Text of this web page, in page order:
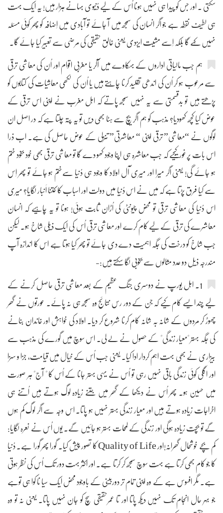
سکتی ۔ اور جس کو پیدا ہی نہیں ہونا اُس کے لیے دُنیوی بہانے ہزار ہیں! یہ ایک بہت
ہی لطیف نقطہ ہے جو اگر انسان کی سمجھ میں آ جائے تو آبادی میں اِضافہ کو پھر کوئی مسئلہ
نہیں کہے گا بلکہ اِسے مشیت ایزدی یعنی خالق حقیقی کی مرضی سے تعبیر کیا جائے گا۔
ہم جب مالیاتی اداروں کے بہکاوے میں آکر یا مغربی اقوام اور اُن کی معاشی ترقی
سے مرعوب ہو کر اُن کی اندھی تقلید کرنا چاہتے ہیں یا اُن کی لکھی معاشیات کی کتابوں کو
پڑھتے ہیں تو بدقسمتی سے یہ نہیں سمجھ پاتے کہ اہل مغرب نے اپنی اس ترقی کے
عوض کیا کچھ کھودیا؟ مذہب کو ہم اگر بیچ سے ہٹا بھی دیں تو یہ پتہ چلتا ہے کہ در اصل ان
لوگوں نے “معاشی” ترقی اپنی “ معاشرتی” تنزلی کے عوض حاصل کی ہے۔ اب ذرا
اس بات پرغور کیجیے کہ جب معاشرہ ہی اپنا وجود کھو دے گا تو معاشی ترقی بھی خود بخود ختم
ہو جائے گی! یعنی اگر میرا اور میری آل اولاد کا وجود ہی دُنیا سےختم ہو جائے تو پھر اِس
سے کیا فرق پڑتا ہے کہ میں نے اس دُنیا میں دولت اور اسباب کا کتنا اَنبار لگایا؟ میری
اس دُنیا کی معاشی ترقی تو محض چیونٹی کی اُڑان ثابت ہوئی! ہونا تو یہ چاہیے کہ انسان
معاشرے کی ترقی کے لیے کام کرے اور معاشی ترقی اُس کی ایک ذیلی شاخ ہو۔ لیکن
جب شاخ کو درخت کی جگہ اہمیت دے دی جائے تو پھر کیا ہوتا ہے اس کا اندازہ آپ
مندرجہ ذیل دو عدد مثالوں سے بخوبی لگا سکتے ہیں:-
1۔ اہل ِیورپ نے دوسری جنگ عظیم کے بعد معاشی ترقی حاصل کرنے کے
لیے چند ایسے کام کیے کہ جن کے دور رس نتائج وہ سمجھ ہی نہ پائے۔ عورتوں نے گھر
چھوڑ کر مردوں کے شانہ بہ شانہ کام کرنا شروع کر دیا۔ اولاد کی خواہش اور خاندان بنانے
کی جگہ بہتر "معیار زندگی" کے حصول نے لے لی۔ اس سوچ میں گورے کی مذہب سے
بیزاری نے بھی بہت اہم کردار ادا کیا۔ یعنی جب اُس کے خیال میں قیامت، جزا و سزا
اور اگلی کوئی زندگی باقی نہیں رہی تو اُس نے یہی بہتر جانا کے اُس کا " آج" ہر صورت
میں حسین ہو۔ پھر اُس نے دیکھا کے گھر میں جتنے زیادہ لوگ ہوتے ہیں اُتنے ہی
اخراجات زیادہ ہوتے ہیں اور معیار زندگی بہتر نہیں ہو پاتا۔ اس وجہ سے اگر لوگ کم ہوں
گے تو بچت زیادہ ہوگی اور زندگی کے لمحات بہتر ہو جائیں گے۔ یوں اُس نے نعرہ لگایا:
کم بچے خوشحال گھرانہ!اور Quality of Life کا تصور پیش کیا۔ گورا پھر گورا ہے۔ دُنیا
کا جو کام بھی کرتا ہے بہت سوچ سمجھ کر کرتا ہے۔ اور اکثر بہت دور تک اُس کی نظر ہوتی
ہے۔ مگر افسوس ہے کے وہ اپنی تمام تر دوربینی کے باوجود محض ایک سیا نا کوا ہی توہے
جو بہر حال انجام تک نہیں دیکھ پاتا اور تا عمرحقیقی سچ کو جان نہیں پاتا۔ یعنی نہ تو وہ